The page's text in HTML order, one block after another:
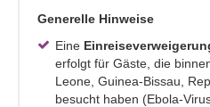
Generelle Hinweise
Eine
erfolgt für Gäste, die
Leone, Guinea-Bissau,
besucht haben (Ebola-